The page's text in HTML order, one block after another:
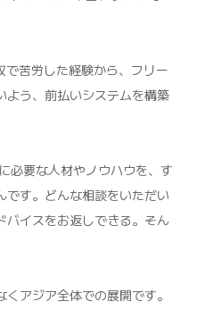
苦労した経験から、フリー
よう、前払いシステムを構築
必要な人材やノウハウを、す
す。どんな相談をいただい
バイスをお返しできる。そん
アジア全体での展開です。